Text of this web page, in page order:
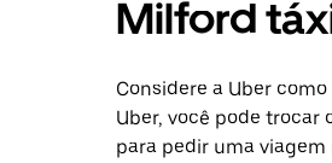
Milford
Considere a Uber
Uber, você pode trocar
para pedir uma